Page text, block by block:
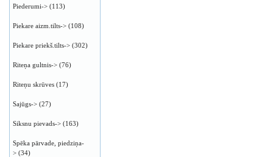
Piederumi-> (113)
Piekare aizm.tilts-> (108)
Piekare priekš.tilts-> (302)
Riteņa gultnis-> (76)
Riteņu skrūves (17)
Sajūgs-> (27)
Siksnu pievads-> (163)
Spēka pārvade, piedziņa-
> (34)